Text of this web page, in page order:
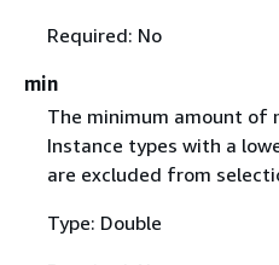
Required: No
min
The minimum amount of
Instance types with a
are excluded from
Type: Double